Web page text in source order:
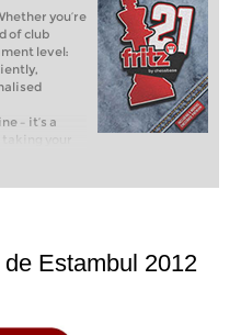
you’re
of club
level:
– it’s a
your
or already
you can
with a
before.
Estambul 2012